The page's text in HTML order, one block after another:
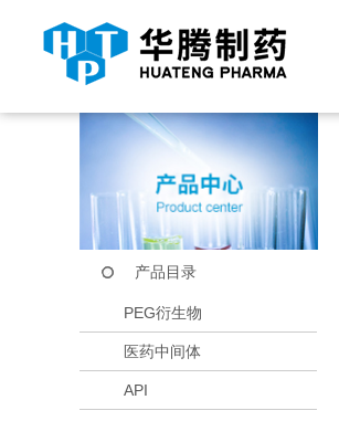
当前位置： 首页 产品中心
产品目录
PEG衍生物
医药中间体
API